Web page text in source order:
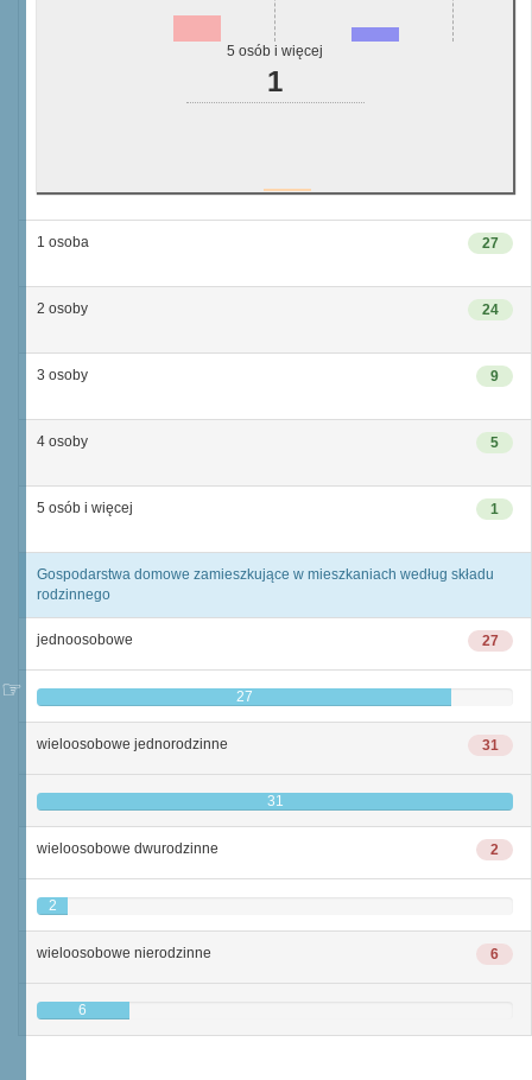
5 osób i więcej
1
27
1 osoba
24
2 osoby
9
3 osoby
5
4 osoby
1
5 osób i więcej
Gospodarstwa domowe zamieszkujące w mieszkaniach według składu
rodzinnego
27
jednoosobowe
27
31
wieloosobowe jednorodzinne
31
2
wieloosobowe dwurodzinne
2
6
wieloosobowe nierodzinne
6